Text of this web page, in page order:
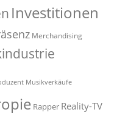
Investitionen
Merchandising
Musikverkäufe
Rapper Reality-TV